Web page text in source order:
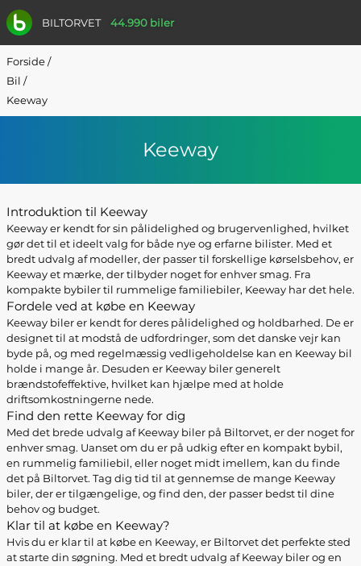
BILTORVET 44.990 biler
Forside/
Bil /
Keeway
Keeway
Introduktion til Keeway
Keeway er kendt for sin pålidelighed og brugervenlighed, hvilket
gør det til et ideelt valg for både nye og erfarne bilister. Med et
bredt udvalg af modeller, der passer til forskellige kørselsbehov, er
Keeway et mærke, der tilbyder noget for enhver smag. Fra
kompakte bybiler til rummelige familiebiler, Keeway har det hele.
Fordele ved at købe en Keeway
Keeway biler er kendt for deres pålidelighed og holdbarhed. De er
designet til at modstå de udfordringer, som det danske vejr kan
byde på, og med regelmæssig vedligeholdelse kan en Keeway bil
holde i mange år. Desuden er Keeway biler generelt
brændstofeffektive, hvilket kan hjælpe med at holde
driftsomkostningerne nede.
Find den rette Keeway for dig
Med det brede udvalg af Keeway biler på Biltorvet, er der noget for
enhver smag. Uanset om du er på udkig efter en kompakt bybil,
en rummelig familiebil, eller noget midt imellem, kan du finde
det på Biltorvet. Tag dig tid til at gennemse de mange Keeway
biler, der er tilgængelige, og find den, der passer bedst til dine
behov og budget.
Klar til at købe en Keeway?
Hvis du er klar til at købe en Keeway, er Biltorvet det perfekte sted
at starte din søgning. Med et bredt udvalg af Keeway biler og en